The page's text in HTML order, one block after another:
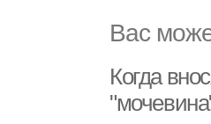
Вас
Когда